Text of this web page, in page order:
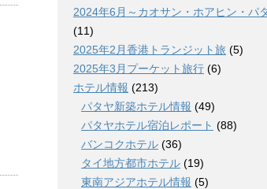
2024年6月～カオサン・ホアヒン・パ
(11)
2025年2月香港トランジット旅 (5)
2025年3月プーケット旅行 (6)
ホテル情報 (213)
パタヤ新築ホテル情報 (49)
パタヤホテル宿泊レポート (88)
バンコクホテル (36)
タイ地方都市ホテル (19)
東南アジアホテル情報 (5)